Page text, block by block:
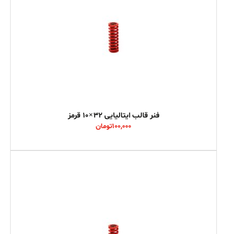
فنر قالب ایتالیایی 32×10 قرمز
100,000تومان